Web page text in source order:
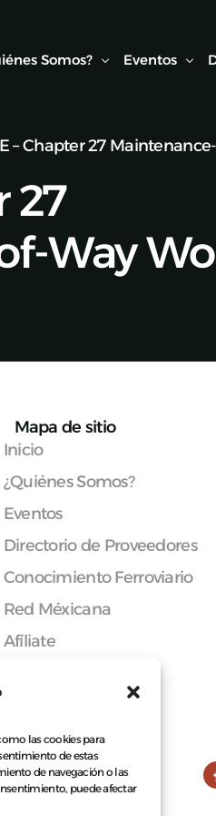
las cookies para
de estas
de navegación o las
puede afectar
Somos?
Equipo
Eventos
Conexión
Expo Rail
– Chapter 27
27
Way
Mapa de sitio
Inicio
¿Quiénes Somos?
Eventos
Directorio de Proveedores
Conocimiento Ferroviario
Red Méxicana
Afíliate
A.C.